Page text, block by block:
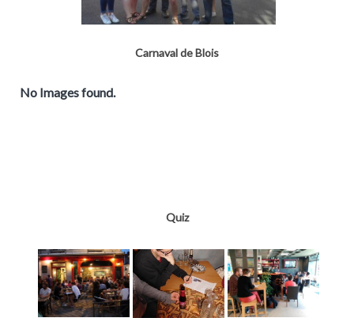
Carnaval de Blois
No Images found.
Quiz